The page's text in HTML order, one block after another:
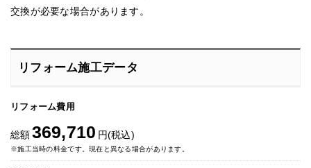
交換が必要な場合があります。
リフォーム施工データ
リフォーム費用
総額369,710 円(税込)
※施工当時の料金です。現在と異なる場合があります。